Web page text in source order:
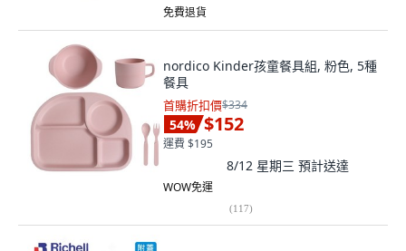
免費退貨
nordico Kinder孩童餐具組, 粉色, 5種
餐具
首購折扣價$334
54% $152
運費 $195
8/12 星期三 預計送達
WOW免運
(117)